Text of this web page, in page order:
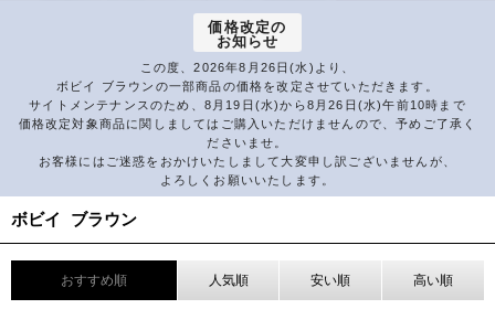
価格改定の
お知らせ
この度、2026年8月26日(水)より、
ボビイ ブラウンの一部商品の価格を改定させていただきます。
サイトメンテナンスのため、8月19日(水)から8月26日(水)午前10時まで
価格改定対象商品に関しましてはご購入いただけませんので、予めご了承く
ださいませ。
お客様にはご迷惑をおかけいたしまして大変申し訳ございませんが、
よろしくお願いいたします。
ボビイ ブラウン
おすすめ順 人気順 安い順 高い順